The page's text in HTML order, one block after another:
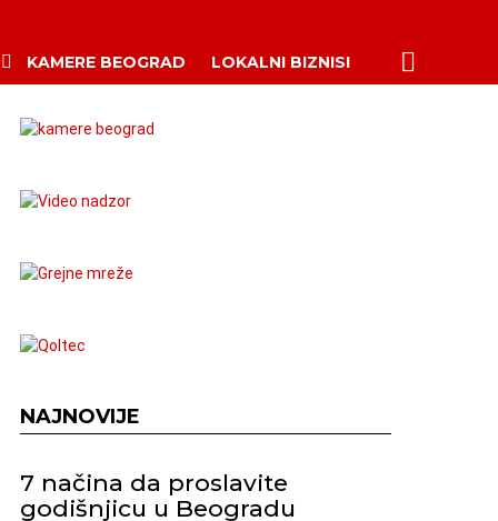
KAMERE BEOGRAD LOKALNI BIZNISI
NAJNOVIJE
7 načina da proslavite
godišnjicu u Beogradu